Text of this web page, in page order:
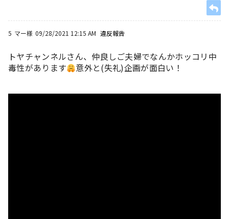
5 マー様 09/28/2021 12:15 AM 違反報告
トヤチャンネルさん、仲良しご夫婦でなんかホッコリ中
毒性があります
意外と(失礼)企画が面白い！